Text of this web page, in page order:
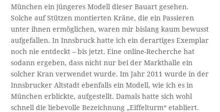
München ein jüngeres Modell dieser Bauart gesehen.
Solche auf Stützen montierten Kräne, die ein Passieren
unter ihnen ermöglichen, waren mir bislang kaum bewusst
aufgefallen. In Innsbruck hatte ich ein derartiges Exemplar
noch nie entdeckt – bis jetzt. Eine online-Recherche hat
sodann ergeben, dass nicht nur bei der Markthalle ein
solcher Kran verwendet wurde. Im Jahr 2011 wurde in der
Innsbrucker Altstadt ebenfalls ein Modell, wie ich es in
München erblickte, aufgestellt. Damals hatte sich wohl
schnell die liebevolle Bezeichnung „Eiffelturm“ etabliert.